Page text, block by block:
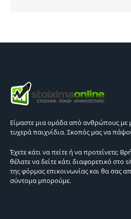
Είμαστε μια ομάδα από ανθρώπους με
τυχερά παιχνίδια. Σκοπός μας να
Έχετε κάτι να πείτε ή να προτείνετε;
θέλατε να δείτε κάτι διαφορετικό στο
της φόρμας επικοινωνίας και θα σας
σύντομα μπορούμε.